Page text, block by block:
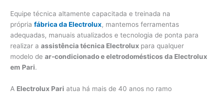
Equipe técnica altamente capacitada e treinada na
própriafábrica da Electrolux, mantemos ferramentas
adequadas, manuais atualizados e tecnologia de ponta para
realizar aassistência técnica Electrolux para qualquer
modelo dear-condicionado e eletrodomésticos da Electrolux
em Pari.
A Electrolux Pari atua há mais de 40 anos no ramo